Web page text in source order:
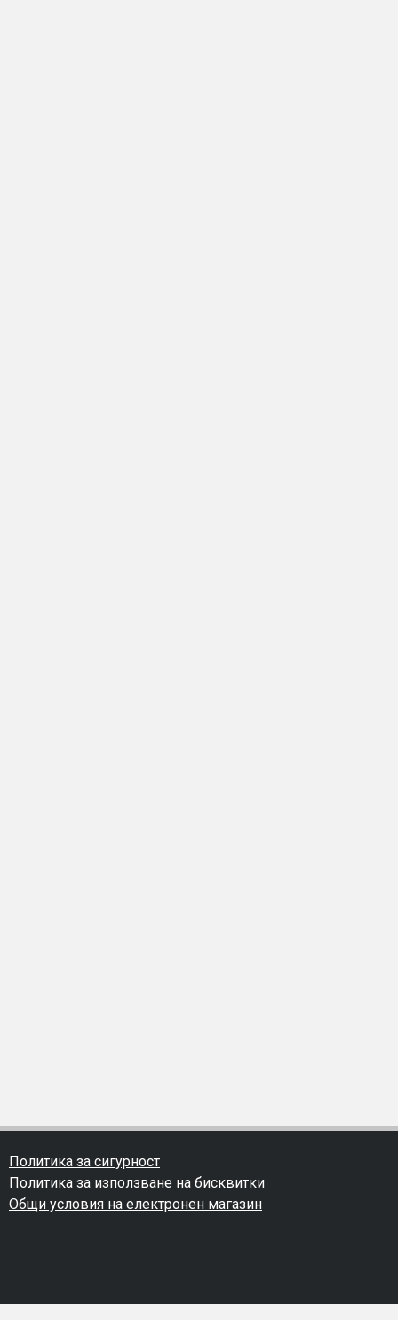
Политика за сигурност
Политика за използване на бисквитки
Общи условия на електронен магазин